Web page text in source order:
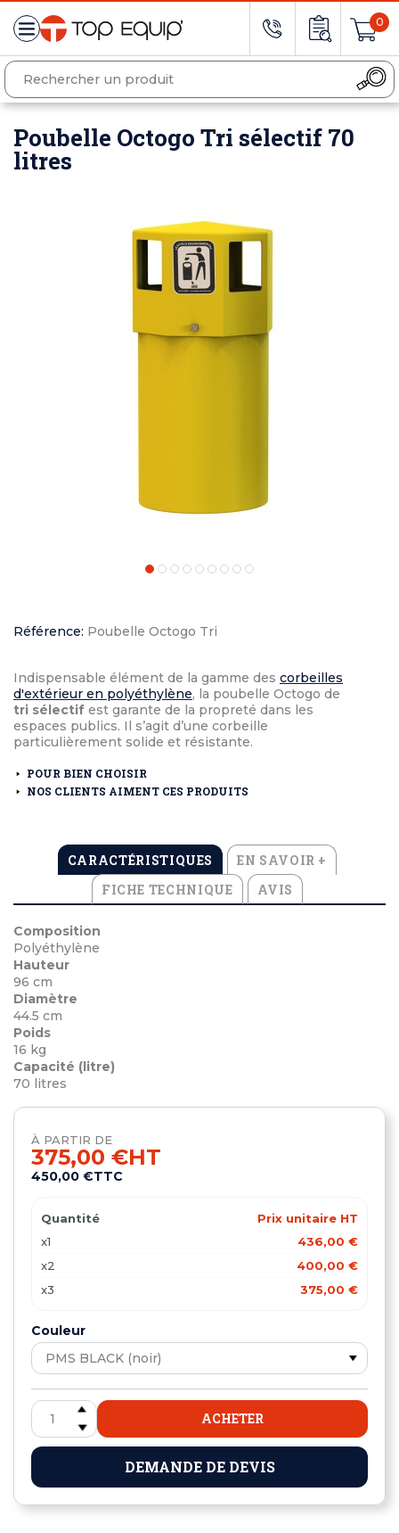
0
Poubelle Octogo Tri sélectif 70
litres
Référence: Poubelle Octogo Tri
Indispensable élément de la gamme des corbeilles
d'extérieur en polyéthylène, la poubelle Octogo de
tri sélectif est garante de la propreté dans les
espaces publics. Il s’agit d’une corbeille
particulièrement solide et résistante.
POUR BIEN CHOISIR
NOS CLIENTS AIMENT CES PRODUITS
CARACTÉRISTIQUES
EN SAVOIR +
FICHE TECHNIQUE
AVIS
Composition
Polyéthylène
Hauteur
96 cm
Diamètre
44.5 cm
Poids
16 kg
Capacité (litre)
70 litres
À PARTIR DE
375,00 €HT
450,00 €TTC
Quantité
Prix unitaire HT
x1
436,00 €
x2
400,00 €
x3
375,00 €
Couleur
ACHETER
DEMANDE DE DEVIS